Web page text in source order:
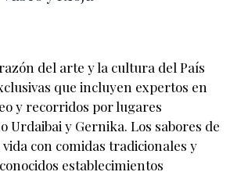
del arte y la cultura del País
que incluyen expertos en
y recorridos por lugares
Urdaibai y Gernika. Los sabores de
con comidas tradicionales y
establecimientos